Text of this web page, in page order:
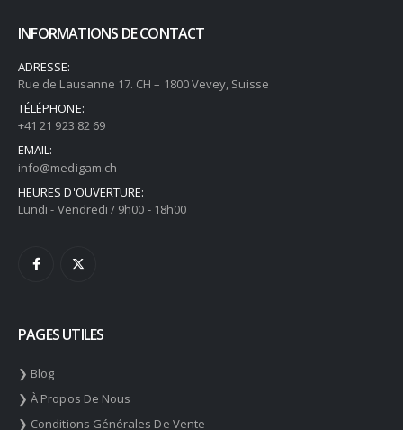
INFORMATIONS DE CONTACT
ADRESSE:
Rue de Lausanne 17. CH – 1800 Vevey, Suisse
TÉLÉPHONE:
+41 21 923 82 69
EMAIL:
info@medigam.ch
HEURES D'OUVERTURE:
Lundi - Vendredi / 9h00 - 18h00
PAGES UTILES
❯ Blog
❯ À Propos De Nous
❯ Conditions Générales De Vente